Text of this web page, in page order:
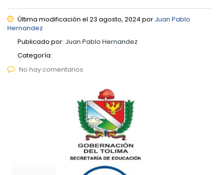
Última modificación el 23 agosto, 2024 por Juan Pablo
Hernandez
Publicado por: Juan Pablo Hernandez
Categoría:
No hay comentarios